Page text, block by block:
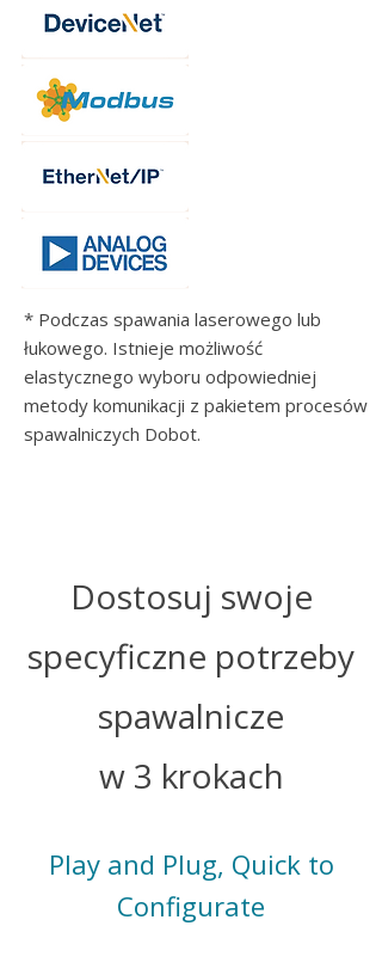
* Podczas spawania laserowego lub
łukowego. Istnieje możliwość
elastycznego wyboru odpowiedniej
metody komunikacji z pakietem procesów
spawalniczych Dobot.
Dostosuj swoje
specyficzne potrzeby
spawalnicze
w 3 krokach
Play and Plug, Quick to
Configurate